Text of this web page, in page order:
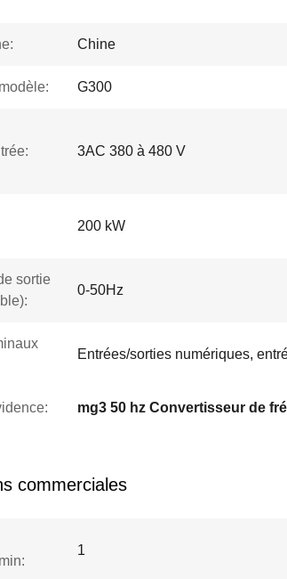
Chine
G300
3AC 380 à 480 V
200 kW
sortie
0-50Hz
Entrées/sorties numériques,
commerciales
1